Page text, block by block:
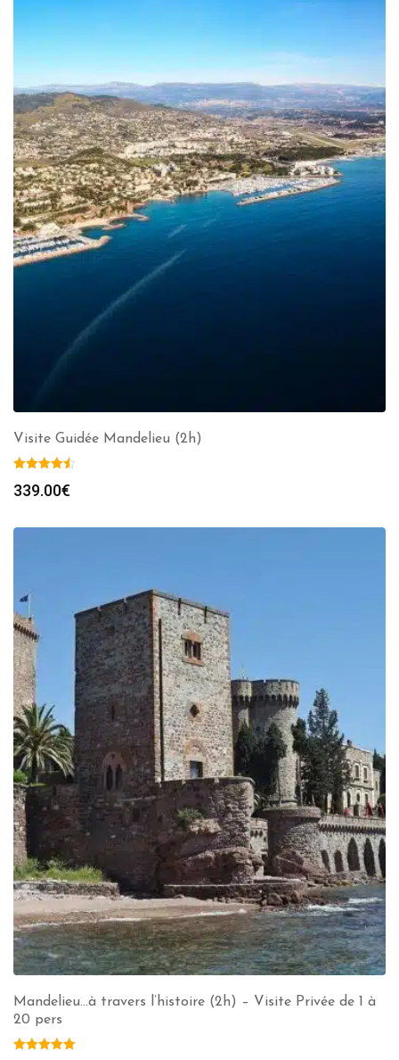
Visite Guidée Mandelieu (2h)
339.00€
Mandelieu…à travers l’histoire (2h) – Visite Privée de 1 à
20 pers